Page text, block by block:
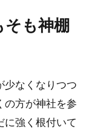
東京で選ぶなら
でしょう。2LDK
そも神棚
少なくなりつつ
の方が神社を参
に強く根付いて